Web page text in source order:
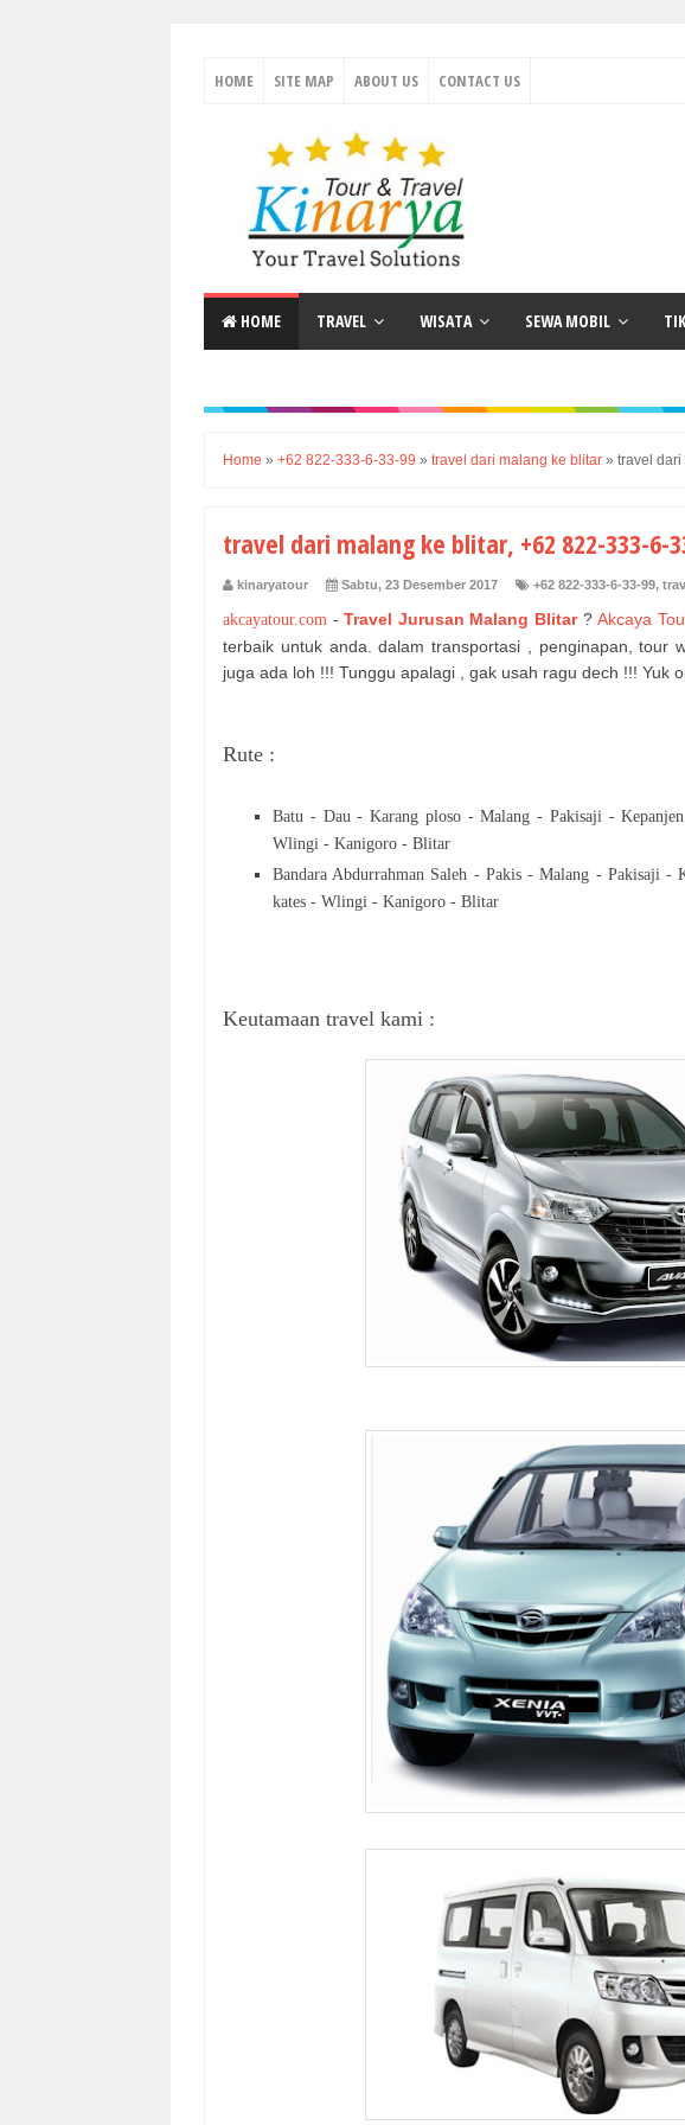
HOME SITE MAP ABOUT US CONTACT US
HOME TRAVEL WISATA SEWA MOBIL
Home » +62 822-333-6-33-99 » travel dari malang ke blitar » travel dari
travel dari malang ke blitar, +62 822-333-6-
kinaryatour Sabtu, 23 Desember 2017 +62 822-333-6-33-99,
akcayatour.com -Travel Jurusan Malang Blitar? Akcaya
terbaik untuk anda. dalam transportasi , penginapan, tour
juga ada loh !!! Tunggu apalagi , gak usah ragu dech !!! Yuk
Rute :
Batu - Dau - Karang ploso - Malang - Pakisaji -
Wlingi - Kanigoro - Blitar
Bandara Abdurrahman Saleh - Pakis - Malang - Pakisaji
kates - Wlingi - Kanigoro - Blitar
Keutamaan travel kami :